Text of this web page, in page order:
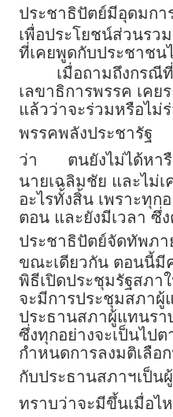
ประชาธิปัตย์มีอุดมก
เพื่อประโยชน์ส่วนรว
ที่เคยพูดกับประชาช
เมื่อถามถึงกรณี
เลขาธิการพรรค เคย
แล้วว่าจะร่วมหรือไม่
พรรคพลังประชารัฐ
ว่า
ตนยังไม่ได้หา
นายเฉลิมชัย และไม่เ
อะไรทั้งสิ้น เพราะทุก
ตอน และยังมีเวลา ซึ่
ประชาธิปัตย์จัดทัพภ
ขณะเดียวกัน ตอนนี้มี
พิธีเปิดประชุมรัฐสภา
จะมีการประชุมสภาผู้
ประธานสภาผู้แทนร
ซึ่งทุกอย่างจะเป็นไป
กำหนดการลงมติเลือ
กับประธานสภาฯเป็น
ทราบว่าจะมีขึ้นเมื่อไ